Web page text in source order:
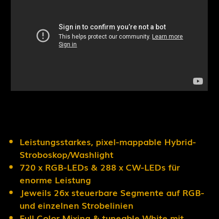
Leistungsstarkes, pixel-mappable Hybrid-
Stroboskop/Washlight
720 x RGB-LEDs & 288 x CW-LEDs für
enorme Leistung
Jeweils 26x steuerbare Segmente auf RGB-
und einzelnen Strobelinien